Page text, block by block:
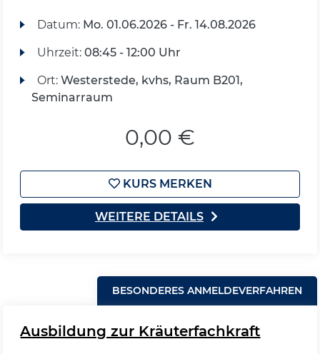
Datum: Mo. 01.06.2026 - Fr. 14.08.2026
Uhrzeit: 08:45 - 12:00 Uhr
Ort: Westerstede, kvhs, Raum B201,
Seminarraum
0,00 €
KURS MERKEN
WEITERE DETAILS
BESONDERES ANMELDEVERFAHREN
Ausbildung zur Kräuterfachkraft